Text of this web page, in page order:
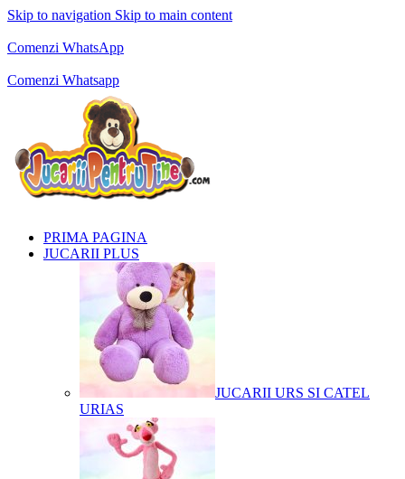
Skip to navigation Skip to main content
Comenzi WhatsApp
Comenzi Whatsapp
PRIMA PAGINA
JUCARII PLUS
JUCARII URS SI CATEL
URIAS